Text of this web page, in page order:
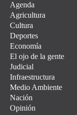
Agenda
Agricultura
Cultura
Deportes
Economía
El ojo de la gente
Judicial
Infraestructura
Medio Ambiente
Nación
Opinión